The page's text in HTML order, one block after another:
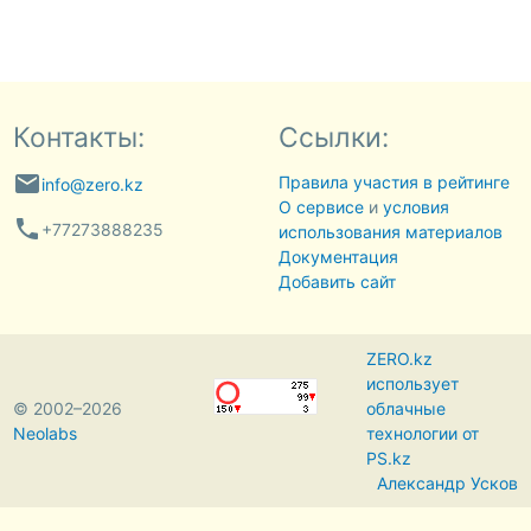
Контакты:
emailinfo@zero.kz
phone +77273888235
Ссылки:
Правила участия в рейтинге
О сервисеи условия
использования материалов
Документация
Добавить сайт
© 2002–2026
Neolabs
ZERO.kz
использует
облачные
технологии от
PS.kz
Александр Усков